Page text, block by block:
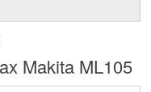
Makita ML105